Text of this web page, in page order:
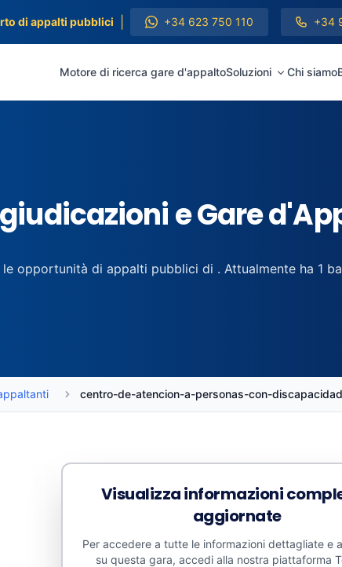
di appalti pubblici +34 623 750 110 +34
Motore di ricerca gare d'appaltoSoluzioni Chi siamo
e Gare
le opportunità di appalti pubblici di . Attualmente ha 1
centro-de-atencion-a-personas-con-
29.786 €
Visualizza informazioni
aggiornate
Per accedere a tutte le informazioni dettagliate e
su questa gara, accedi alla nostra piattaforma